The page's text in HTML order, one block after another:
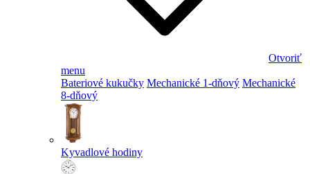
Otvoriť
menu
Bateriové kukučky Mechanické 1-dňový Mechanické
8-dňový
Kyvadlové hodiny